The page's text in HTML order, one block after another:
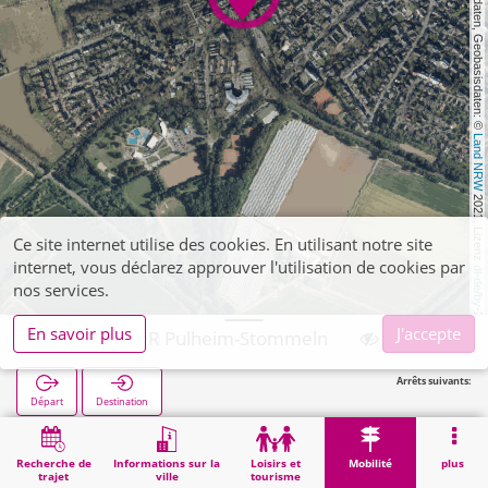
, Kartendaten, Geobasisdaten: ©
Land NRW
2021, Lizenz
dl-de/by-2-0
Recherche de
trajet
Informations sur la
ville
Loisirs et
tourisme
Mobilité plus
Pulheim, P+R Pulheim-Stommeln
Départ Destination
Arrêts suivants:
Démarrage Pulheim, P+R Pulheim-Stommeln
Ce site internet utilise des cookies. En utilisant notre site
internet, vous déclarez approuver l'utilisation de cookies par
nos services.
En savoir plus
J'accepte